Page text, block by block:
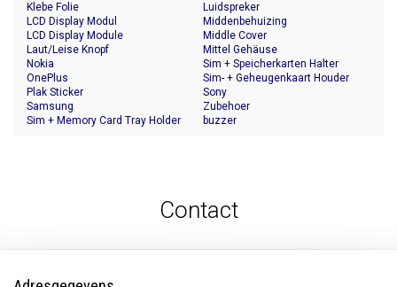
Klebe Folie
LCD Display Modul
LCD Display Module
Laut/Leise Knopf
Luidspreker
Middenbehuizing
Middle Cover
Mittel Gehäuse
Nokia
OnePlus
Plak Sticker
Samsung
Sim + Memory Card Tray Holder
Sim + Speicherkarten Halter
Sim- + Geheugenkaart Houder
Sony
Zubehoer
buzzer
Contact